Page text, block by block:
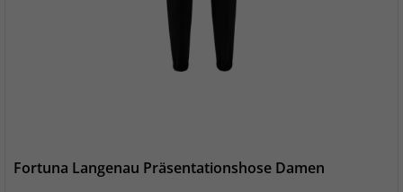
Fortuna Langenau Präsentationshose Damen